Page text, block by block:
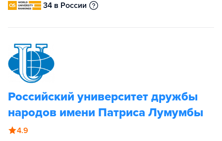
34 в России
Российский университет дружбы
народов имени Патриса Лумумбы
4.9